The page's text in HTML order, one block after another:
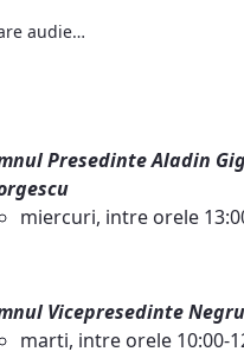
Programare audiențe
Presedinte Aladin
miercuri, intre orele
Vicepresedinte
marti, intre orele 10:00-